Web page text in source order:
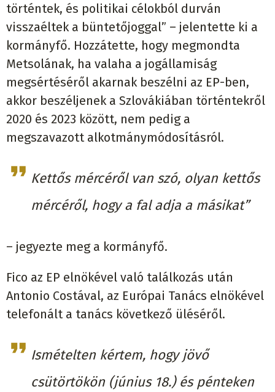
történtek, és politikai célokból durván
visszaéltek a büntetőjoggal” – jelentette ki a
kormányfő. Hozzátette, hogy megmondta
Metsolának, ha valaha a jogállamiság
megsértéséről akarnak beszélni az EP-ben,
akkor beszéljenek a Szlovákiában történtekről
2020 és 2023 között, nem pedig a
megszavazott alkotmánymódosításról.
Kettős mércéről van szó, olyan kettős
mércéről, hogy a fal adja a másikat”
– jegyezte meg a kormányfő.
Fico az EP elnökével való találkozás után
Antonio Costával, az Európai Tanács elnökével
telefonált a tanács következő üléséről.
Ismételten kértem, hogy jövő
csütörtökön (június 18.) és pénteken